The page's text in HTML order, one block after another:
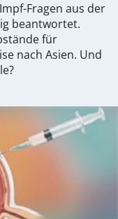
Fragen aus der
beantwortet.
für
nach Asien. Und